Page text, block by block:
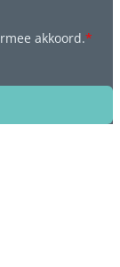
akkoord.*